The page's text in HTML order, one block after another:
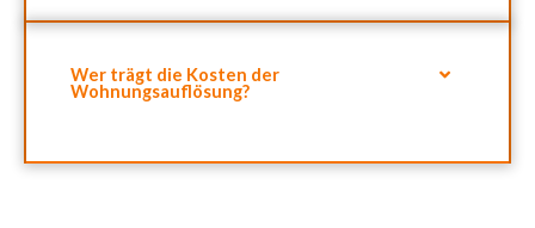
Wer trägt die Kosten der
Wohnungsauflösung?